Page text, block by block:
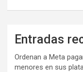
Entradas
Ordenan a Meta
menores en sus